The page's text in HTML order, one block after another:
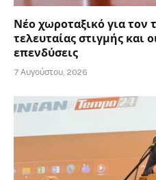
Νέο χωροταξικό για τον
τελευταίας στιγμής και
επενδύσεις
7 Αυγούστου, 2026